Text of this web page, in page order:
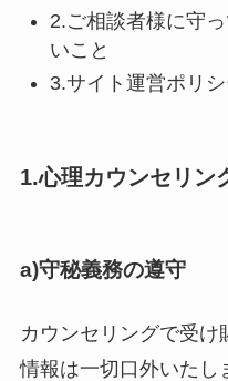
2.ご相談者様に守
いこと
3.サイト運営ポリ
1.心理カウンセリン
a)守秘義務の遵守
カウンセリングで受
情報は一切口外いたし